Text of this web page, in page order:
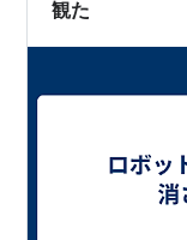
観た